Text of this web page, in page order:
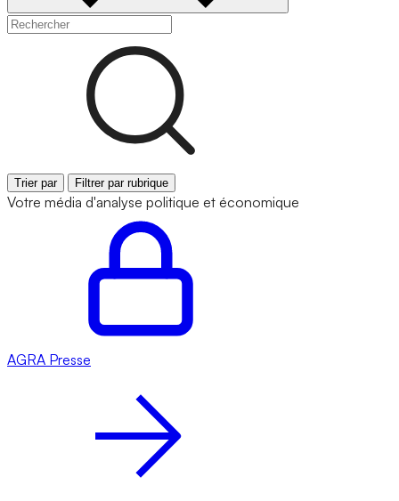
Trier par Filtrer par rubrique
Votre média d'analyse politique et économique
AGRA Presse